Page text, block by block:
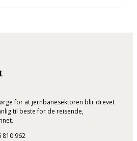
for at jernbanesektoren blir drevet
til beste for de reisende,
810 962